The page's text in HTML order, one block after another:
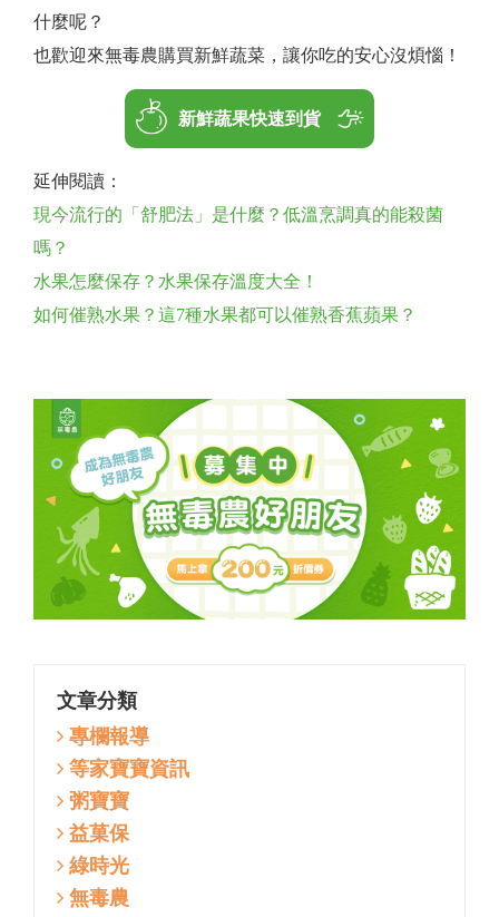
什麼呢？
也歡迎來無毒農購買新鮮蔬菜，讓你吃的安心沒煩惱！
延伸閱讀：
現今流行的「舒肥法」是什麼？低溫烹調真的能殺菌
嗎？
水果怎麼保存？水果保存溫度大全！
如何催熟水果？這7種水果都可以催熟香蕉蘋果？
文章分類
專欄報導
等家寶寶資訊
粥寶寶
益菓保
綠時光
無毒農